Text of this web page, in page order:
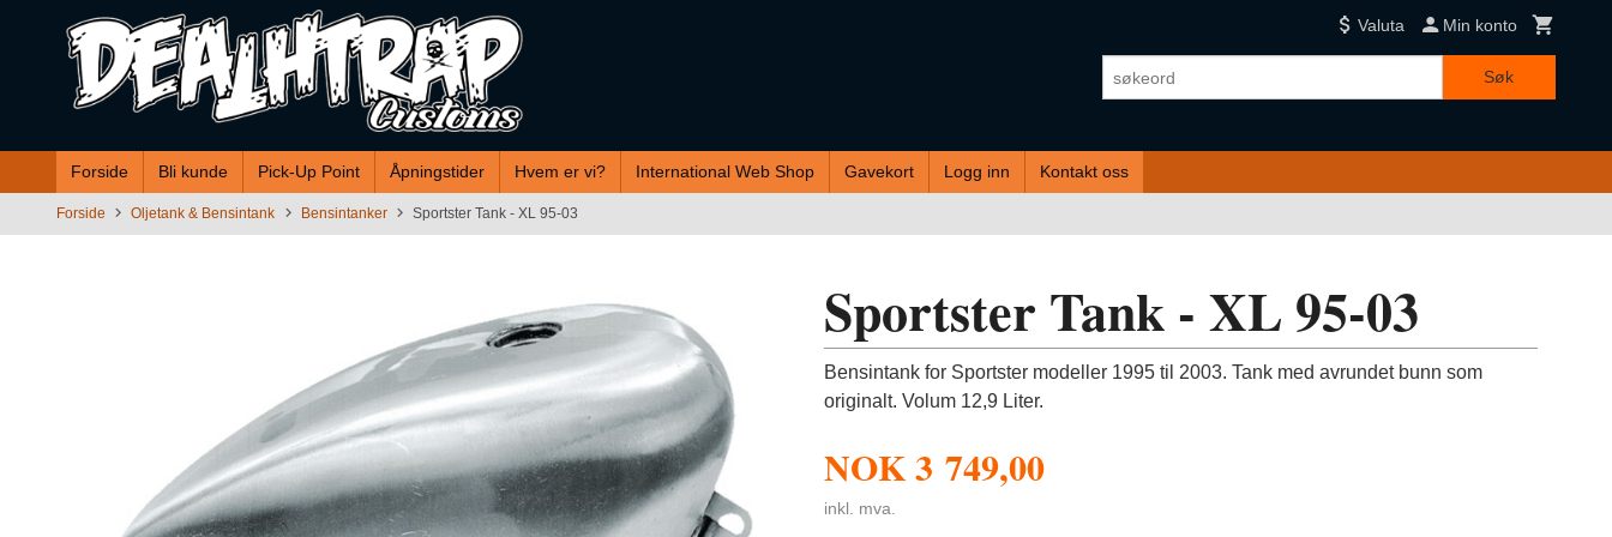
innholdet
Valuta Min konto
Søk
Forside Bli kunde Pick-Up Point Åpningstider Hvem er vi? International Web Shop Gavekort Logg inn Kontakt oss
Forside Oljetank & Bensintank Bensintanker Sportster Tank - XL 95-03
Sportster Tank - XL 95-03
Bensintank for Sportster modeller 1995 til 2003. Tank med avrundet bunn som
originalt. Volum 12,9 Liter.
NOK3 749,00
inkl. mva.